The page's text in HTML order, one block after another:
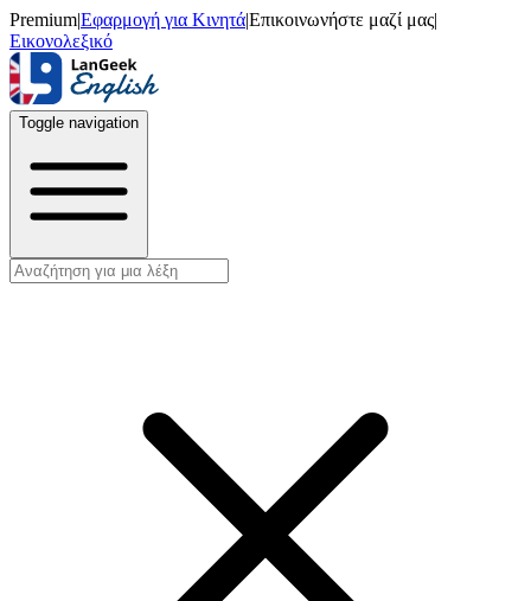
Premium|Εφαρμογή για Κινητά|Επικοινωνήστε μαζί μας|
Εικονολεξικό
Toggle navigation